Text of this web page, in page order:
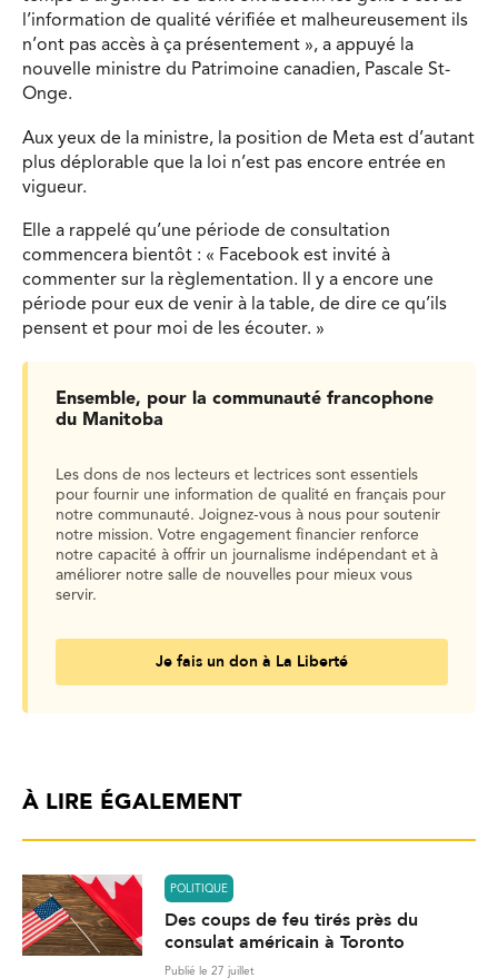
l’information de qualité vérifiée et malheureusement ils
n’ont pas accès à ça présentement », a appuyé la
nouvelle ministre du Patrimoine canadien, Pascale St-
Onge.
Aux yeux de la ministre, la position de Meta est d’autant
plus déplorable que la loi n’est pas encore entrée en
vigueur.
Elle a rappelé qu’une période de consultation
commencera bientôt : « Facebook est invité à
commenter sur la règlementation. Il y a encore une
période pour eux de venir à la table, de dire ce qu’ils
pensent et pour moi de les écouter. »
Ensemble, pour la communauté francophone
du Manitoba
Les dons de nos lecteurs et lectrices sont essentiels
pour fournir une information de qualité en français pour
notre communauté. Joignez-vous à nous pour soutenir
notre mission. Votre engagement financier renforce
notre capacité à offrir un journalisme indépendant et à
améliorer notre salle de nouvelles pour mieux vous
servir.
Je fais un don à La Liberté
À LIRE ÉGALEMENT
POLITIQUE
Des coups de feu tirés près du
consulat américain à Toronto
Publié le 27 juillet